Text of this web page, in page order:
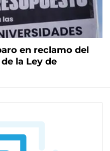
en reclamo del
la Ley de